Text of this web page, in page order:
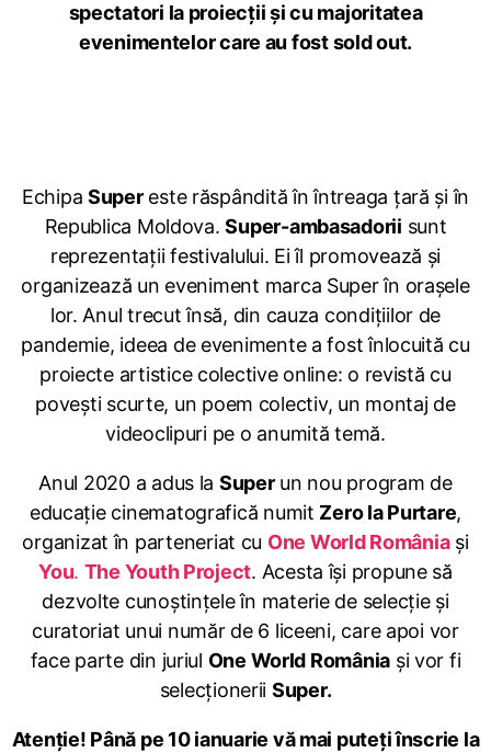
spectatori la proiecții și cu majoritatea
evenimentelor care au fost sold out.
Echipa Supereste răspândită în întreaga țară și în
Republica Moldova.Super-ambasadorii sunt
reprezentații festivalului. Ei îl promovează și
organizează un eveniment marca Super în orașele
lor. Anul trecut însă, din cauza condițiilor de
pandemie, ideea de evenimente a fost înlocuită cu
proiecte artistice colective online: o revistă cu
povești scurte, un poem colectiv, un montaj de
videoclipuri pe o anumită temă.
Anul 2020 a adus la Superun nou program de
educație cinematografică numit Zero la Purtare,
organizat în parteneriat cu One World Româniași
You. The Youth Project. Acesta își propune să
dezvolte cunoștințele în materie de selecție și
curatoriat unui număr de 6 liceeni, care apoi vor
face parte din juriul One World România și vor fi
selecționerii Super.
Atenție! Până pe 10 ianuarie vă mai puteți înscrie la